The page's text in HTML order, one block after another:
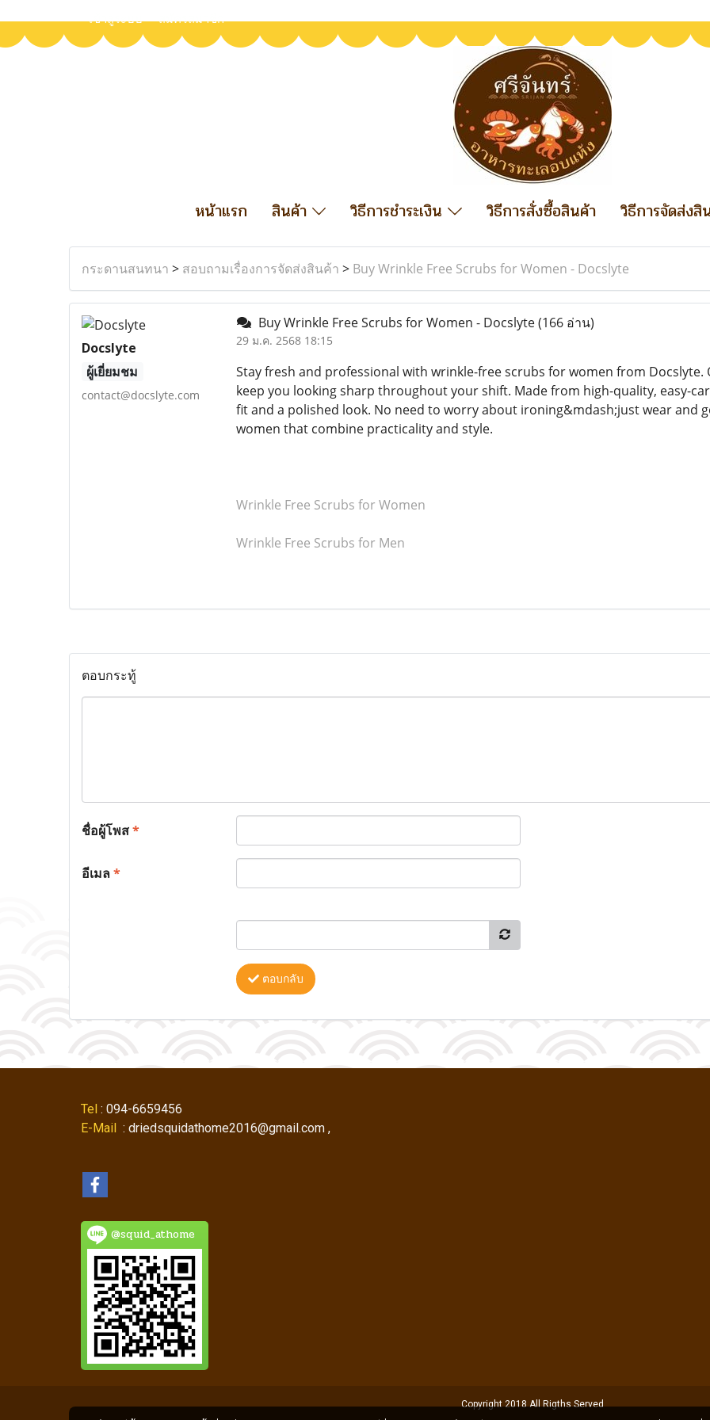
เข้าสู่ระบบ สมัครสมาชิก
หน้าแรก สินค้า วิธีการชำระเงิน วิธีการสั่งซื้อสินค้า วิธีการจัดส่งสิ
กระดานสนทนา > สอบถามเรื่องการจัดส่งสินค้า > Buy Wrinkle Free Scrubs for Women - Docslyte
Docslyte
ผู้เยี่ยมชม
contact@docslyte.com
Buy Wrinkle Free Scrubs for Women - Docslyte(166 อ่าน)
29 ม.ค. 2568 18:15
Stay fresh and professional with wrinkle-free scrubs for women from
keep you looking sharp throughout your shift. Made from high-quality, easy-
fit and a polished look. No need to worry about ironing&mdash;just wear and
women that combine practicality and style.
Wrinkle Free Scrubs for Women
Wrinkle Free Scrubs for Men
ตอบกระทู้
ชื่อผู้โพส*
อีเมล*
ตอบกลับ
Tel : 094-6659456
E-Mail : driedsquidathome2016@gmail.com ,
@squid_athome
Copyright 2018 All Rigths Served